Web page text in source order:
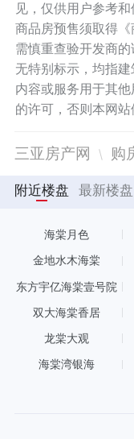
见，仅供用户参考
商品房预售须取得
需慎重查验开发商
无特别标示，均指
内容或服务用于其
的许可，否则本网站
三亚房产网 购
附近楼盘 最新楼盘
海棠月色
金地水木海棠
东方宇亿海棠壹号院
双大海棠香居
龙棠大观
海棠湾银海